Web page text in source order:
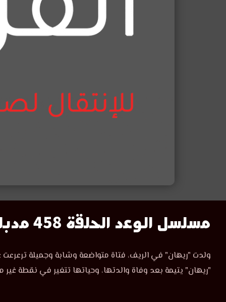
مسلسل
الوعد
الحلقة
مسلسل الوعد الحلقة 458 مدبلج
مسلسل
الوعد
الحلقة
ولدت "ريهان" في الريف، فتاة متواضعة وشابة وجميلة ترعرعت
"ريهان" يتيمة بعد وفاة والدتها، وحياتها تتغير في نقطة غير